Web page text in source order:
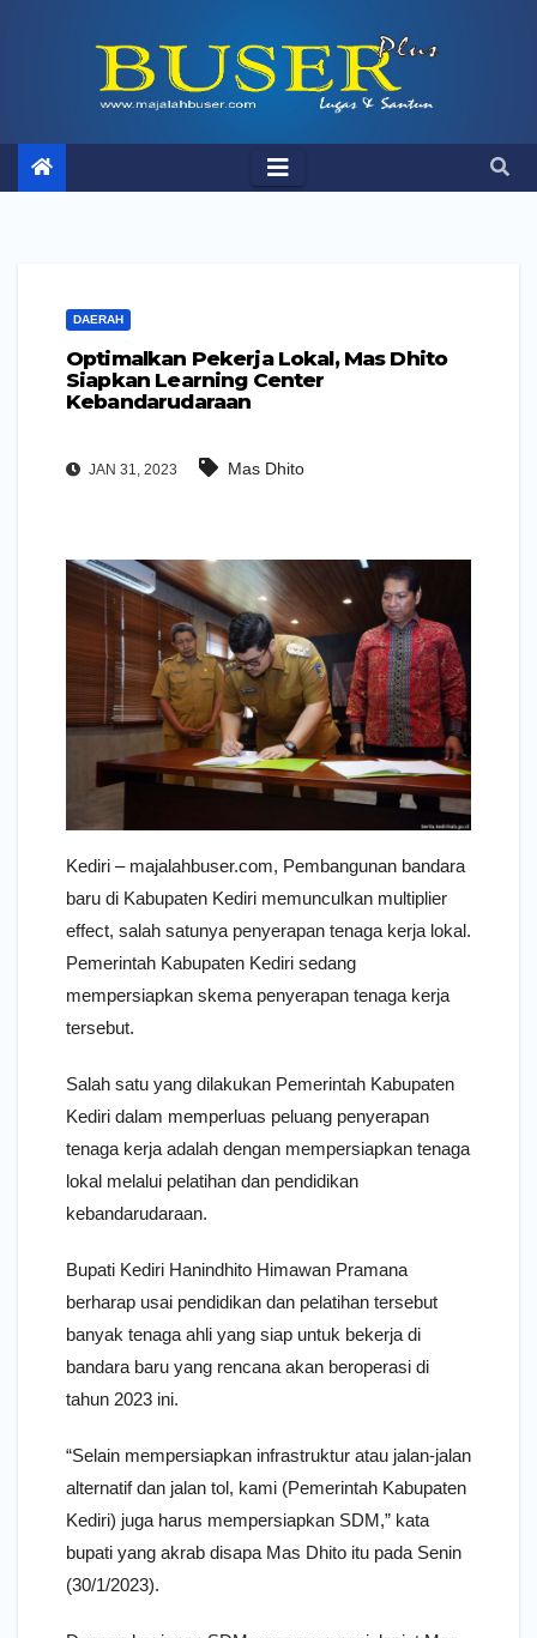
DAERAH
Optimalkan Pekerja Lokal, Mas Dhito
Siapkan Learning Center
Kebandarudaraan
JAN 31, 2023 Mas Dhito
Kediri – majalahbuser.com, Pembangunan bandara
baru di Kabupaten Kediri memunculkan multiplier
effect, salah satunya penyerapan tenaga kerja lokal.
Pemerintah Kabupaten Kediri sedang
mempersiapkan skema penyerapan tenaga kerja
tersebut.
Salah satu yang dilakukan Pemerintah Kabupaten
Kediri dalam memperluas peluang penyerapan
tenaga kerja adalah dengan mempersiapkan tenaga
lokal melalui pelatihan dan pendidikan
kebandarudaraan.
Bupati Kediri Hanindhito Himawan Pramana
berharap usai pendidikan dan pelatihan tersebut
banyak tenaga ahli yang siap untuk bekerja di
bandara baru yang rencana akan beroperasi di
tahun 2023 ini.
“Selain mempersiapkan infrastruktur atau jalan-jalan
alternatif dan jalan tol, kami (Pemerintah Kabupaten
Kediri) juga harus mempersiapkan SDM,” kata
bupati yang akrab disapa Mas Dhito itu pada Senin
(30/1/2023).